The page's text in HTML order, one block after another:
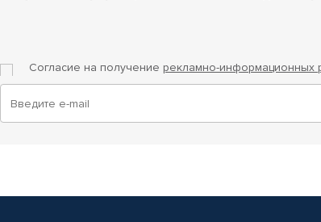
Согласие на получение рекламно-информационных